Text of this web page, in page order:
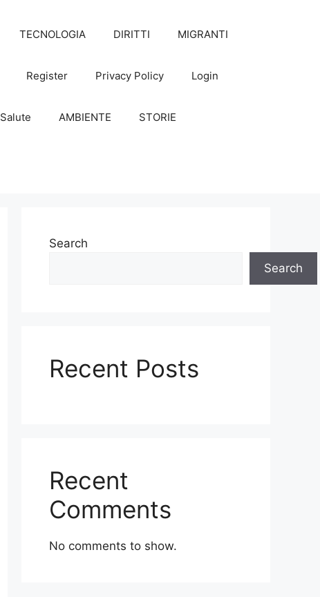
TECNOLOGIA DIRITTI MIGRANTI
Register Privacy Policy Login
Salute AMBIENTE STORIE
Search
Search
Recent Posts
Recent
Comments
No comments to show.